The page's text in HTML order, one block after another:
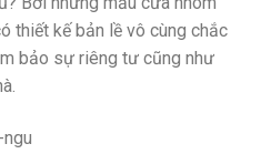
thiết kế bản lề vô cùng chắc
bảo sự riêng tư cũng như